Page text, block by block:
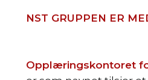
NST GRUPPEN ER
Opplæringskontoret